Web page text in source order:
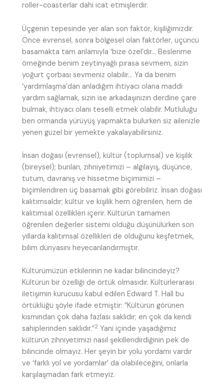
roller-coasterlar dahi icat etmişlerdir.
Üçgenin tepesinde yer alan son faktör, kişiliğimizdir.
Önce evrensel, sonra bölgesel olan faktörler, üçüncü
basamakta tam anlamıyla ‘bize özel’dir… Beslenme
örneğinde benim zeytinyağlı pırasa sevmem, sizin
yoğurt çorbası sevmeniz olabilir… Ya da benim
‘yardımlaşma’dan anladığım ihtiyacı olana maddi
yardım sağlamak, sizin ise arkadaşınızın derdine çare
bulmak, ihtiyacı olanı teselli etmek olabilir. Mutluluğu
ben ormanda yürüyüş yapmakta bulurken siz ailenizle
yenen güzel bir yemekte yakalayabilirsiniz.
İnsan doğası (evrensel), kültür (toplumsal) ve kişilik
(bireysel); bunları, zihniyetimizi – algılayış, düşünce,
tutum, davranış ve hissetme biçimimizi –
biçimlendiren üç basamak gibi görebiliriz. İnsan doğası
kalıtımsaldır; kültür ve kişilik hem öğrenilen, hem de
kalıtımsal özellikleri içerir. Kültürün tamamen
öğrenilen değerler sistemi olduğu düşünülürken son
yıllarda kalıtımsal özellikleri de olduğunu keşfetmek,
bilim dünyasını heyecanlandırmıştır.
Kültürümüzün etkilerinin ne kadar bilincindeyiz?
Kültürün bir özelliği de örtük olmasıdır. Kültürlerarası
iletişimin kurucusu kabul edilen Edward T. Hall bu
örtüklüğü şöyle ifade etmiştir: “Kültürün görünen
kısmından çok daha fazlası saklıdır; en çok da kendi
sahiplerinden saklıdır.”2 Yani içinde yaşadığımız
kültürün zihniyetimizi nasıl şekillendirdiğinin pek de
bilincinde olmayız. Her şeyin bir yolu yordamı vardır
ve ‘farklı yol ve yordamlar’ da olabileceğini, onlarla
karşılaşmadan fark etmeyiz.